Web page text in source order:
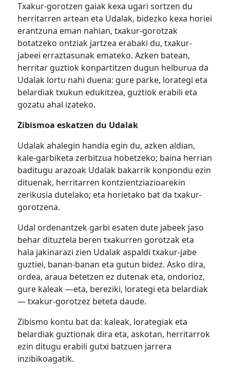
Txakur-gorotzen gaiak kexa ugari sortzen du
herritarren artean eta Udalak, bidezko kexa horiei
erantzuna eman nahian, txakur-gorotzak
botatzeko ontziak jartzea erabaki du, txakur-
jabeei erraztasunak emateko. Azken batean,
herritar guztiok konpartitzen dugun helburua da
Udalak lortu nahi duena: gure parke, lorategi eta
belardiak txukun edukitzea, guztiok erabili eta
gozatu ahal izateko.
Zibismoa eskatzen du Udalak
Udalak ahalegin handia egin du, azken aldian,
kale-garbiketa zerbitzua hobetzeko; baina herrian
baditugu arazoak Udalak bakarrik konpondu ezin
dituenak, herritarren kontzientziazioarekin
zerikusia dutelako; eta horietako bat da txakur-
gorotzena.
Udal ordenantzek garbi esaten dute jabeek jaso
behar dituztela beren txakurren gorotzak eta
hala jakinarazi zien Udalak aspaldi txakur-jabe
guztiei, banan-banan eta gutun bidez. Asko dira,
ordea, araua betetzen ez dutenak eta, ondorioz,
gure kaleak —eta, bereziki, lorategi eta belardiak
— txakur-gorotzez beteta daude.
Zibismo kontu bat da: kaleak, lorategiak eta
belardiak guztionak dira eta, askotan, herritarrok
ezin ditugu erabili gutxi batzuen jarrera
inzibikoagatik.